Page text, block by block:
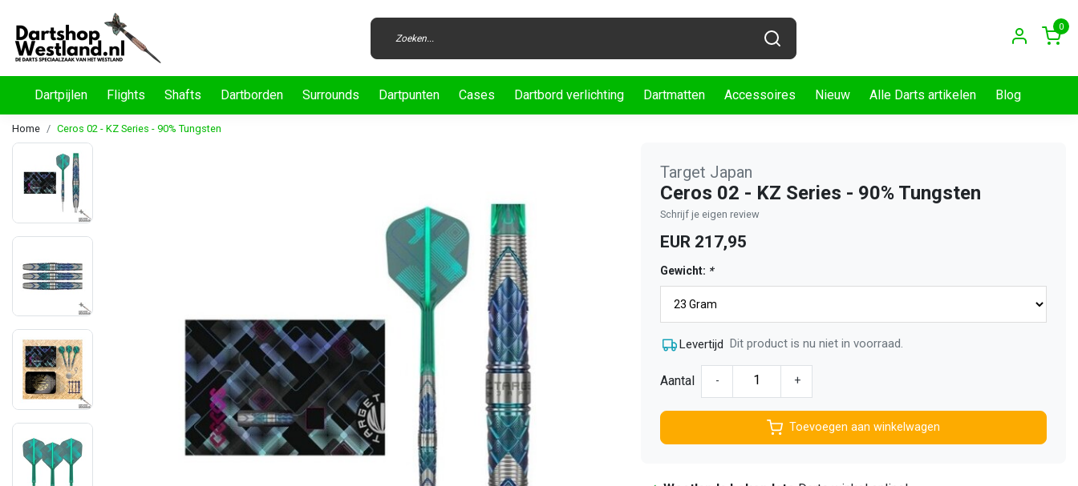
0
Dartpijlen Flights Shafts Dartborden Surrounds Dartpunten Cases Dartbord verlichting Dartmatten Accessoires Nieuw Alle Darts artikelen Blog
Home Ceros 02 - KZ Series - 90% Tungsten
Target Japan
Ceros 02 - KZ Series - 90% Tungsten
Schrijf je eigen review
EUR 217,95
Gewicht: *
Levertijd Dit product is nu niet in voorraad.
Aantal - +
Toevoegen aan winkelwagen